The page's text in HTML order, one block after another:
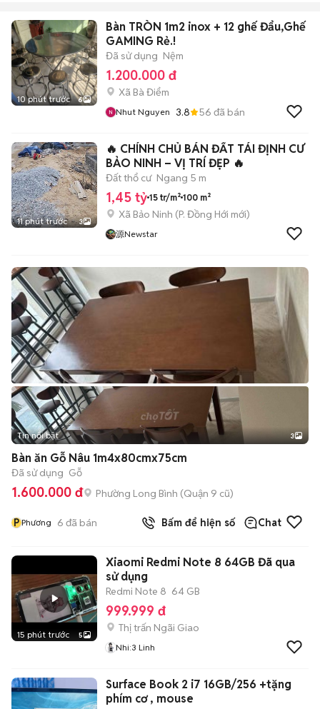
10 phút trước 6
Bàn TRÒN 1m2 inox + 12 ghế Đẩu,Ghế
GAMING Rẻ.!
Đã sử dụng Nệm
1.200.000 đ
Xã Bà Điểm
Nhut Nguyen 3.8 56 đã bán
11 phút trước 3
🔥 CHÍNH CHỦ BÁN ĐẤT TÁI ĐỊNH CƯ
BẢO NINH – VỊ TRÍ ĐẸP 🔥
Đất thổ cư Ngang 5 m
1,45 tỷ 15 tr/m² 100 m²
Xã Bảo Ninh (P. Đồng Hới mới)
源Newstar
Tin nổi bật 3
Bàn ăn Gỗ Nâu 1m4x80cmx75cm
Đã sử dụng Gỗ
1.600.000 đ Phường Long Bình (Quận 9 cũ)
P Phương 6 đã bán Bấm để hiện số Chat
15 phút trước 5
Xiaomi Redmi Note 8 64GB Đã qua
sử dụng
Redmi Note 8 64 GB
999.999 đ
Thị trấn Ngãi Giao
Nhi:3 Linh
Surface Book 2 i7 16GB/256 +tặng
phím cơ , mouse